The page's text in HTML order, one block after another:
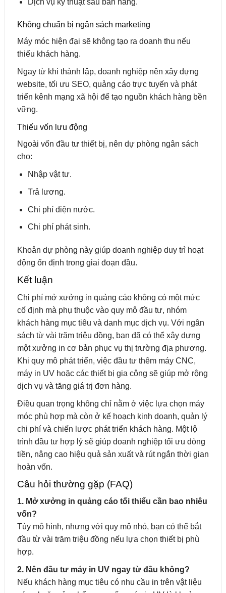
Không chuẩn bị ngân sách marketing
Máy móc hiện đại sẽ không tạo ra doanh thu nếu
thiếu khách hàng.
Ngay từ khi thành lập, doanh nghiệp nên xây dựng
website, tối ưu SEO, quảng cáo trực tuyến và phát
triển kênh mạng xã hội để tạo nguồn khách hàng bền
vững.
Thiếu vốn lưu động
Ngoài vốn đầu tư thiết bị, nên dự phòng ngân sách
cho:
Nhập vật tư.
Trả lương.
Chi phí điện nước.
Chi phí phát sinh.
Khoản dự phòng này giúp doanh nghiệp duy trì hoạt
động ổn định trong giai đoạn đầu.
Kết luận
Chi phí mở xưởng in quảng cáo không có một mức
cố định mà phụ thuộc vào quy mô đầu tư, nhóm
khách hàng mục tiêu và danh mục dịch vụ. Với ngân
sách từ vài trăm triệu đồng, bạn đã có thể xây dựng
một xưởng in cơ bản phục vụ thị trường địa phương.
Khi quy mô phát triển, việc đầu tư thêm máy CNC,
máy in UV hoặc các thiết bị gia công sẽ giúp mở rộng
dịch vụ và tăng giá trị đơn hàng.
Điều quan trọng không chỉ nằm ở việc lựa chọn máy
móc phù hợp mà còn ở kế hoạch kinh doanh, quản lý
chi phí và chiến lược phát triển khách hàng. Một lộ
trình đầu tư hợp lý sẽ giúp doanh nghiệp tối ưu dòng
tiền, nâng cao hiệu quả sản xuất và rút ngắn thời gian
hoàn vốn.
Câu hỏi thường gặp (FAQ)
1. Mở xưởng in quảng cáo tối thiểu cần bao nhiêu
vốn?
Tùy mô hình, nhưng với quy mô nhỏ, bạn có thể bắt
đầu từ vài trăm triệu đồng nếu lựa chọn thiết bị phù
hợp.
2. Nên đầu tư máy in UV ngay từ đầu không?
Nếu khách hàng mục tiêu có nhu cầu in trên vật liệu